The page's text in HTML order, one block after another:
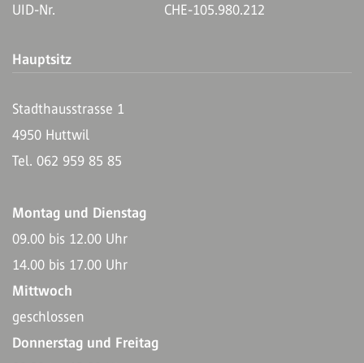
UID-Nr.
CHE-105.980.212
Hauptsitz
Stadthausstrasse 1
4950 Huttwil
Tel. 062 959 85 85
Montag und Dienstag
09.00 bis 12.00 Uhr
14.00 bis 17.00 Uhr
Mittwoch
geschlossen
Donnerstag und Freitag